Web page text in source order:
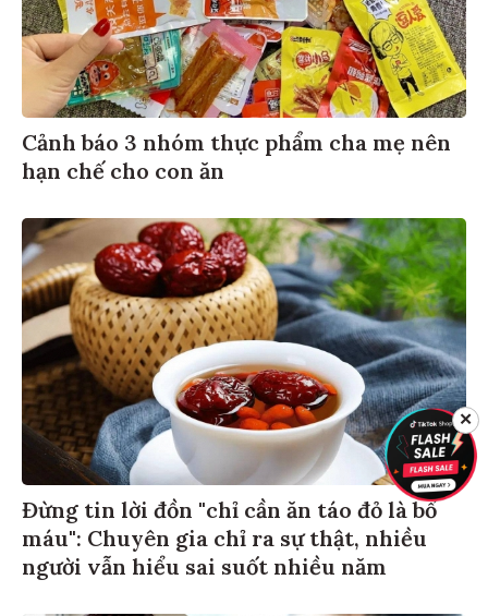
Cảnh báo 3 nhóm thực phẩm cha mẹ nên
hạn chế cho con ăn
Đừng tin lời đồn "chỉ cần ăn táo đỏ là bổ
máu": Chuyên gia chỉ ra sự thật, nhiều
người vẫn hiểu sai suốt nhiều năm
✕